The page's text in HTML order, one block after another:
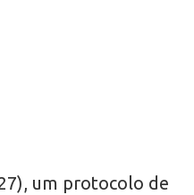
um protocolo de